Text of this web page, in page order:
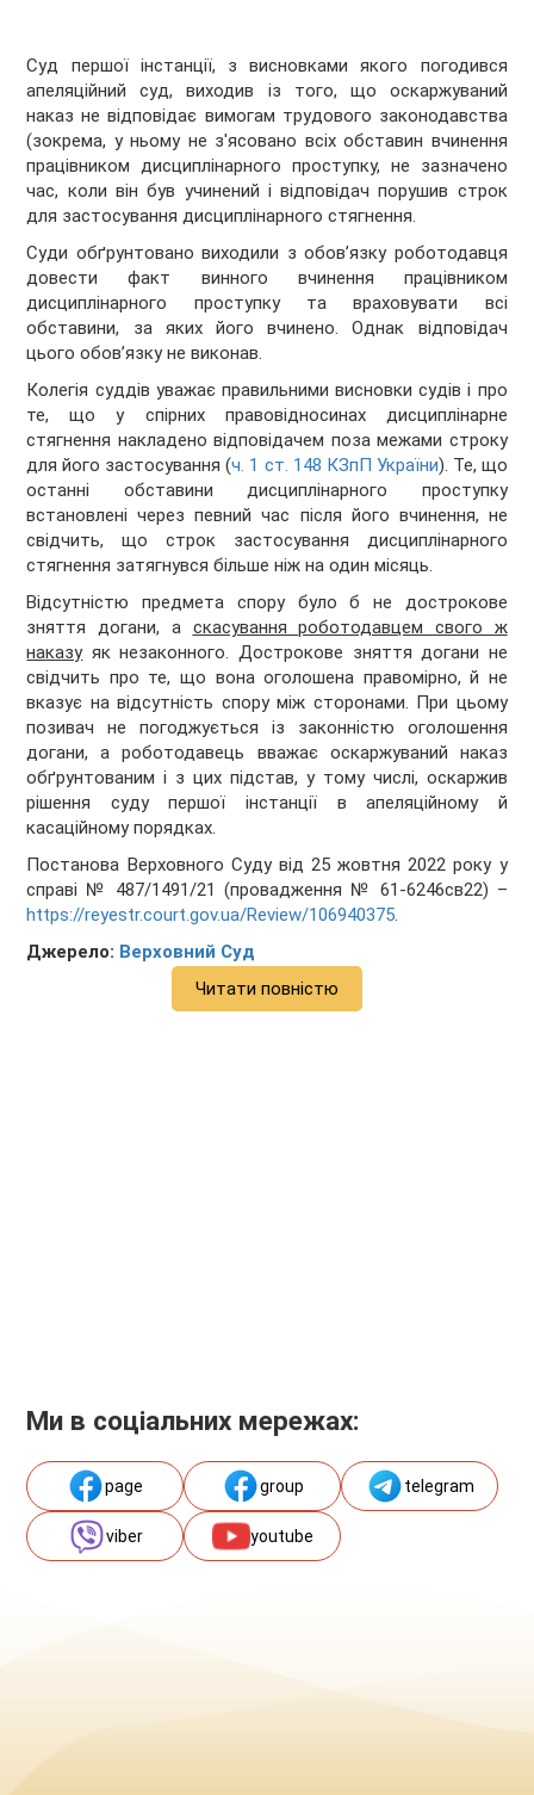
Суд першої інстанції, з висновками якого погодився
апеляційний суд, виходив із того, що оскаржуваний
наказ не відповідає вимогам трудового законодавства
(зокрема, у ньому не з'ясовано всіх обставин вчинення
працівником дисциплінарного проступку, не зазначено
час, коли він був учинений і відповідач порушив строк
для застосування дисциплінарного стягнення.
Суди обґрунтовано виходили з обов’язку роботодавця
довести факт винного вчинення працівником
дисциплінарного проступку та враховувати всі
обставини, за яких його вчинено. Однак відповідач
цього обов’язку не виконав.
Колегія суддів уважає правильними висновки судів і про
те, що у спірних правовідносинах дисциплінарне
стягнення накладено відповідачем поза межами строку
для його застосування (ч. 1 ст. 148 КЗпП України). Те, що
останні обставини дисциплінарного проступку
встановлені через певний час після його вчинення, не
свідчить, що строк застосування дисциплінарного
стягнення затягнувся більше ніж на один місяць.
Відсутністю предмета спору було б не дострокове
зняття догани, а скасування роботодавцем свого ж
наказуяк незаконного. Дострокове зняття догани не
свідчить про те, що вона оголошена правомірно, й не
вказує на відсутність спору між сторонами. При цьому
позивач не погоджується із законністю оголошення
догани, а роботодавець вважає оскаржуваний наказ
обґрунтованим і з цих підстав, у тому числі, оскаржив
рішення суду першої інстанції в апеляційному й
касаційному порядках.
Постанова Верховного Суду від 25 жовтня 2022 року у
справі № 487/1491/21 (провадження № 61-6246св22) –
https://reyestr.court.gov.ua/Review/106940375.
Джерело: Верховний Суд
Читати повністю
Ми в соціальних мережах:
page group telegram
viber youtube